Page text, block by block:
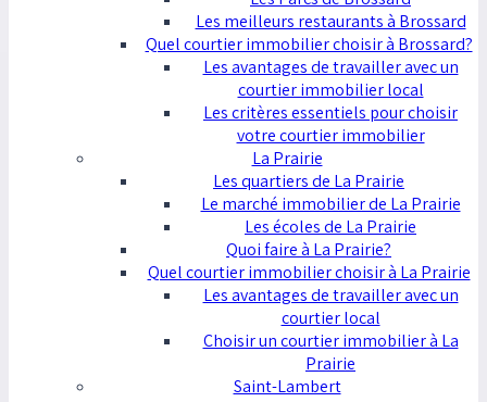
Les meilleurs restaurants à Brossard
Quel courtier immobilier choisir à Brossard?
Les avantages de travailler avec un
courtier immobilier local
Les critères essentiels pour choisir
votre courtier immobilier
La Prairie
Les quartiers de La Prairie
Le marché immobilier de La Prairie
Les écoles de La Prairie
Quoi faire à La Prairie?
Quel courtier immobilier choisir à La Prairie
Les avantages de travailler avec un
courtier local
Choisir un courtier immobilier à La
Prairie
Saint-Lambert